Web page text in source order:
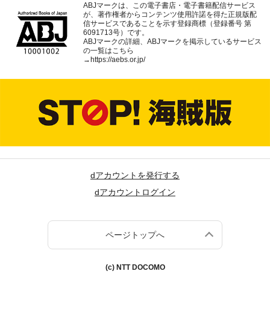
ABJマークは、この電子書店・電子書籍配信サービス
が、著作権者からコンテンツ使用許諾を得た正規版配
信サービスであることを示す登録商標（登録番号 第
6091713号）です。
ABJマークの詳細、ABJマークを掲示しているサービス
の一覧はこちら
→https://aebs.or.jp/
dアカウントを発行する
dアカウントログイン
ページトップへ
(c) NTT DOCOMO